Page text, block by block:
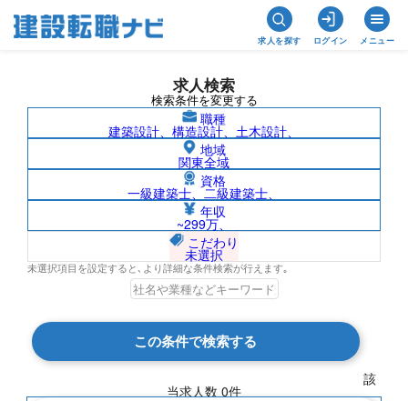
求人を探す ログイン メニュー
求人検索
検索条件を変更する
職種
建築設計、構造設計、土木設計、
地域
関東全域
資格
一級建築士、二級建築士、
年収
~299万、
こだわり
未選択
未選択項目を設定すると､より詳細な条件検索が行えます｡
この条件で検索する
該
当求人数 0件
長崎県/株式会社サンケイビルマネジメン
トの求人検索結果一覧